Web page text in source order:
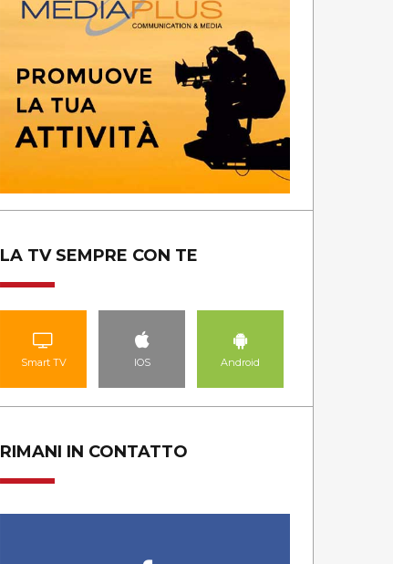
LA TV SEMPRE CON TE
Smart TV IOS Android
RIMANI IN CONTATTO